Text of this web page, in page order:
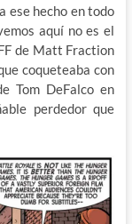
ese hecho en todo
aquí no es el
de Matt Fraction
coqueteaba con
Tom DeFalco en
perdedor que